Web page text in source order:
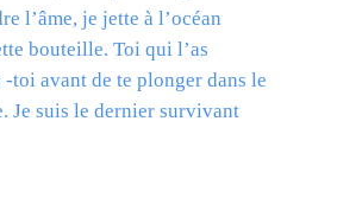
l’âme, je jette à l’océan
bouteille. Toi qui l’as
toi avant de te plonger dans le
Je suis le dernier survivant